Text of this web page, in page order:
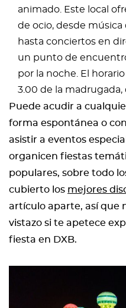
animado. Este local
de ocio, desde
hasta conciertos en
un punto de
por la noche. El
3.00 de la madrugada,
Puede acudir a
forma espontánea o
asistir a eventos
organicen fiestas
populares, sobre todo
cubierto los mejores
artículo aparte, así que
vistazo si te apetece
fiesta en DXB.